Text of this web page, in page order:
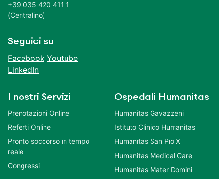
+39 035 420 411 1
(Centralino)
Seguici su
Facebook Youtube
LinkedIn
I nostri Servizi
Prenotazioni Online
Referti Online
Pronto soccorso in tempo
reale
Congressi
Ospedali Humanitas
Humanitas Gavazzeni
Istituto Clinico Humanitas
Humanitas San Pio X
Humanitas Medical Care
Humanitas Mater Domini